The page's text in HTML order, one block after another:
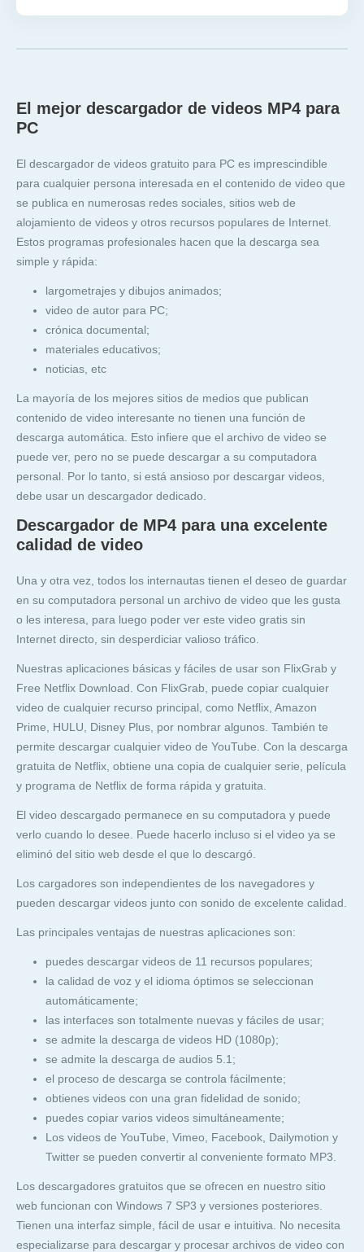
El mejor descargador de videos MP4 para
PC
El descargador de videos gratuito para PC es imprescindible
para cualquier persona interesada en el contenido de video que
se publica en numerosas redes sociales, sitios web de
alojamiento de videos y otros recursos populares de Internet.
Estos programas profesionales hacen que la descarga sea
simple y rápida:
largometrajes y dibujos animados;
video de autor para PC;
crónica documental;
materiales educativos;
noticias, etc
La mayoría de los mejores sitios de medios que publican
contenido de video interesante no tienen una función de
descarga automática. Esto infiere que el archivo de video se
puede ver, pero no se puede descargar a su computadora
personal. Por lo tanto, si está ansioso por descargar videos,
debe usar un descargador dedicado.
Descargador de MP4 para una excelente
calidad de video
Una y otra vez, todos los internautas tienen el deseo de guardar
en su computadora personal un archivo de video que les gusta
o les interesa, para luego poder ver este video gratis sin
Internet directo, sin desperdiciar valioso tráfico.
Nuestras aplicaciones básicas y fáciles de usar son FlixGrab y
Free Netflix Download. Con FlixGrab, puede copiar cualquier
video de cualquier recurso principal, como Netflix, Amazon
Prime, HULU, Disney Plus, por nombrar algunos. También te
permite descargar cualquier video de YouTube. Con la descarga
gratuita de Netflix, obtiene una copia de cualquier serie, película
y programa de Netflix de forma rápida y gratuita.
El video descargado permanece en su computadora y puede
verlo cuando lo desee. Puede hacerlo incluso si el video ya se
eliminó del sitio web desde el que lo descargó.
Los cargadores son independientes de los navegadores y
pueden descargar videos junto con sonido de excelente calidad.
Las principales ventajas de nuestras aplicaciones son:
puedes descargar videos de 11 recursos populares;
la calidad de voz y el idioma óptimos se seleccionan
automáticamente;
las interfaces son totalmente nuevas y fáciles de usar;
se admite la descarga de videos HD (1080p);
se admite la descarga de audios 5.1;
el proceso de descarga se controla fácilmente;
obtienes videos con una gran fidelidad de sonido;
puedes copiar varios videos simultáneamente;
Los videos de YouTube, Vimeo, Facebook, Dailymotion y
Twitter se pueden convertir al conveniente formato MP3.
Los descargadores gratuitos que se ofrecen en nuestro sitio
web funcionan con Windows 7 SP3 y versiones posteriores.
Tienen una interfaz simple, fácil de usar e intuitiva. No necesita
especializarse para descargar y procesar archivos de video con